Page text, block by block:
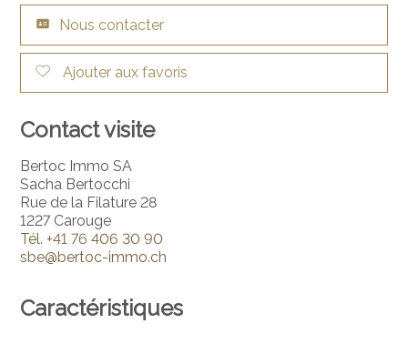
Nous contacter
Ajouter aux favoris
Contact visite
Bertoc Immo SA
Sacha Bertocchi
Rue de la Filature 28
1227 Carouge
Tél. +41 76 406 30 90
sbe@bertoc-immo.ch
Caractéristiques